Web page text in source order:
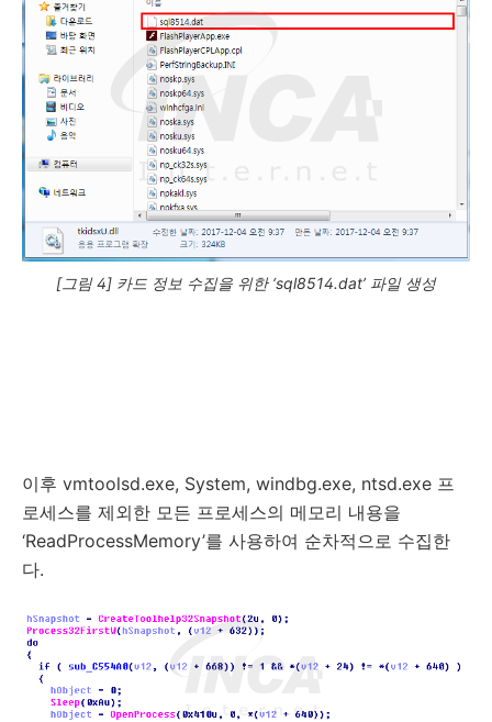
[그림 4] 카드 정보 수집을 위한 ‘sql8514.dat’ 파일 생성
이후 vmtoolsd.exe, System, windbg.exe, ntsd.exe 프
로세스를 제외한 모든 프로세스의 메모리 내용을
‘ReadProcessMemory’를 사용하여 순차적으로 수집한
다.